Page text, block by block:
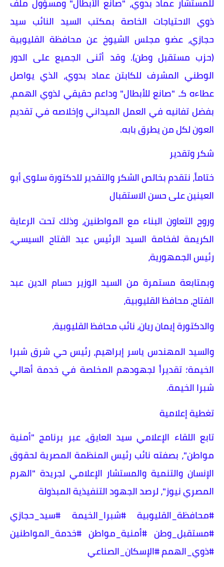
ذوي الاحتياجات الخاصة بمكتب السيد النائب سيد
حجازي، عضو مجلس الشيوخ عن محافظة القليوبية
(حزب مستقبل وطن). وقد أثنى الجميع على الدور
الوطني المشرف للكابتن عماد بدوي، الذي يواصل
عطاءه كـ "صانع للأبطال" وداعم حقيقي لذوي الهمم،
بفضل تفانيه في العمل الميداني وإخلاصه في تقديم
العون لكل من يطرق بابه.
​شكر وتقدير
ختاماً، نتقدم بخالص الشكر والتقدير للدكتورة سلوى أبو
العينين على حسن الاستقبال
وروح التعاون البناء مع المواطنين، وذلك تحت الرعاية
الكريمة لفخامة السيد الرئيس عبد الفتاح السيسي،
رئيس الجمهورية،
وبمتابعة مستمرة من السيد الوزير حسام الدين عبد
الفتاح، محافظ القليوبية،
والدكتورة إيمان ريان، نائب محافظ القليوبية،
والسيد المهندس ياسر إبراهيم، رئيس حي شرق شبرا
الخيمة؛ تقديراً لجهودهم المخلصة في خدمة أهالي
شبرا الخيمة.
​تغطية إعلامية
تابع اللقاء الإعلامي سيد العايق، عبر برنامج "أمنية
مواطن"، بصفته نائب رئيس المنظمة المصرية لحقوق
الإنسان والتنمية والمستشار الإعلامي لجريدة "الهرم
المصري نيوز"، لرصد الجهود التنفيذية المبذولة
​#محافظة_القليوبية #شبرا_الخيمة #سيد_حجازي
#مستقبل_وطن #أمنية_مواطن #خدمة_المواطنين
#ذوي_الهمم #الإسكان_الصناعي